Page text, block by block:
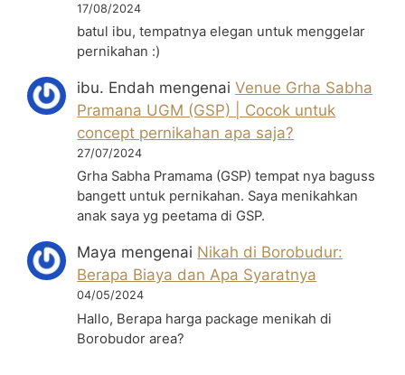
17/08/2024
batul ibu, tempatnya elegan untuk menggelar
pernikahan :)
ibu. Endah mengenaiVenue Grha Sabha
Pramana UGM (GSP) | Cocok untuk
concept pernikahan apa saja?
27/07/2024
Grha Sabha Pramama (GSP) tempat nya baguss
bangett untuk pernikahan. Saya menikahkan
anak saya yg peetama di GSP.
Maya mengenai Nikah di Borobudur:
Berapa Biaya dan Apa Syaratnya
04/05/2024
Hallo, Berapa harga package menikah di
Borobudor area?